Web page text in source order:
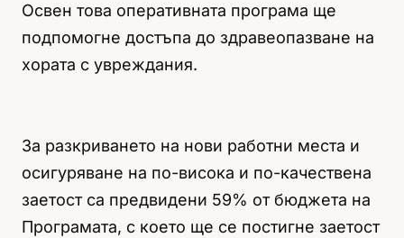
Освен това оперативната програма ще
подпомогне достъпа до здравеопазване на
хората с увреждания.
За разкриването на нови работни места и
осигуряване на по-висока и по-качествена
заетост са предвидени 59% от бюджета на
Програмата, с което ще се постигне заетост